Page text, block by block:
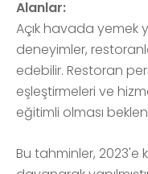
Alanlar:
Açık havada
deneyimler,
edebilir. Restoran
eşleştirmeleri ve
eğitimli olması
Bu tahminler,